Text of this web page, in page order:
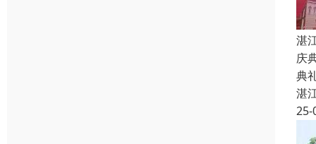
湛
庆
典
湛
25-